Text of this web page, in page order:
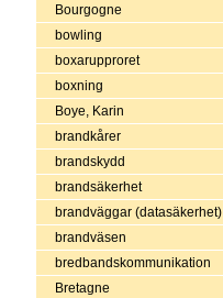
Bourgogne
bowling
boxarupproret
boxning
Boye, Karin
brandkårer
brandskydd
brandsäkerhet
brandväggar (datasäkerhet)
brandväsen
bredbandskommunikation
Bretagne